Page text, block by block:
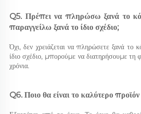
Q5. Πρέπει να πληρώσω ξανά το
παραγγείλω ξανά το ίδιο σχέδιο;
Όχι, δεν χρειάζεται να πληρώσετε ξανά το
ίδιο σχέδιο, μπορούμε να διατηρήσουμε
χρόνια.